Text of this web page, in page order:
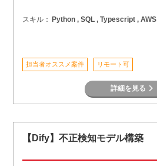
スキル： Python , SQL , Typescript , AWS
担当者オススメ案件 リモート可
詳細を見る
【Dify】不正検知モデル構築